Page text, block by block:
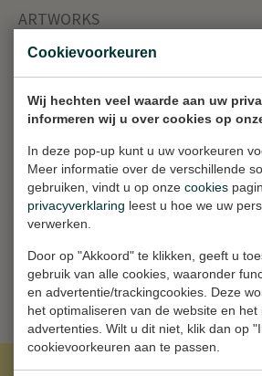
Cookievoorkeuren
Wij hechten veel waarde aan uw
informeren wij u over cookies op
In deze pop-up kunt u uw voorkeuren
Meer informatie over de verschillende
gebruiken, vindt u op onze cookies
privacyverklaring leest u hoe we uw
verwerken.
Door op "Akkoord" te klikken, geeft u
gebruik van alle cookies, waaronder
en advertentie/trackingcookies. Deze
het optimaliseren van de website en
advertenties. Wilt u dit niet, klik dan op
cookievoorkeuren aan te passen.
ARTWORKS
Hier is een overzicht van
kunstwerken, momenteel
in mijn collectie.
BEKIJK ALLE